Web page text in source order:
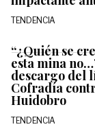
TENDENCIA
“¿Quién se
esta mina
descargo del
Cofradía
Huidobro
TENDENCIA